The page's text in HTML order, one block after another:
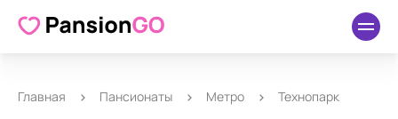
Главная Пансионаты Метро Технопарк